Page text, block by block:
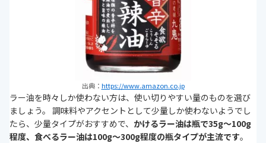
出典： https://www.amazon.co.jp
ラー油を時々しか使わない方は、使い切りやすい量のものを選び
ましょう。 調味料やアクセントとして少量しか使わないようでし
たら、少量タイプがおすすめで、 かけるラー油は瓶で35g～100g
程度、食べるラー油は100g～300g程度の瓶タイプが主流です。